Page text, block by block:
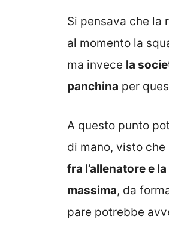
Si pensava che la
al momento la
ma invece la
panchina per
A questo punto
di mano, visto
fra l’allenatore e
massima, da
pare potrebbe